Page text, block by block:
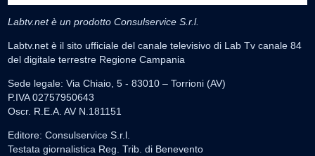
Labtv.net è un prodotto Consulservice S.r.l.
Labtv.net è il sito ufficiale del canale televisivo di Lab Tv canale 84
del digitale terrestre Regione Campania
Sede legale: Via Chiaio, 5 - 83010 – Torrioni (AV)
P.IVA 02757950643
Oscr. R.E.A. AV N.181151
Editore: Consulservice S.r.l.
Testata giornalistica Reg. Trib. di Benevento